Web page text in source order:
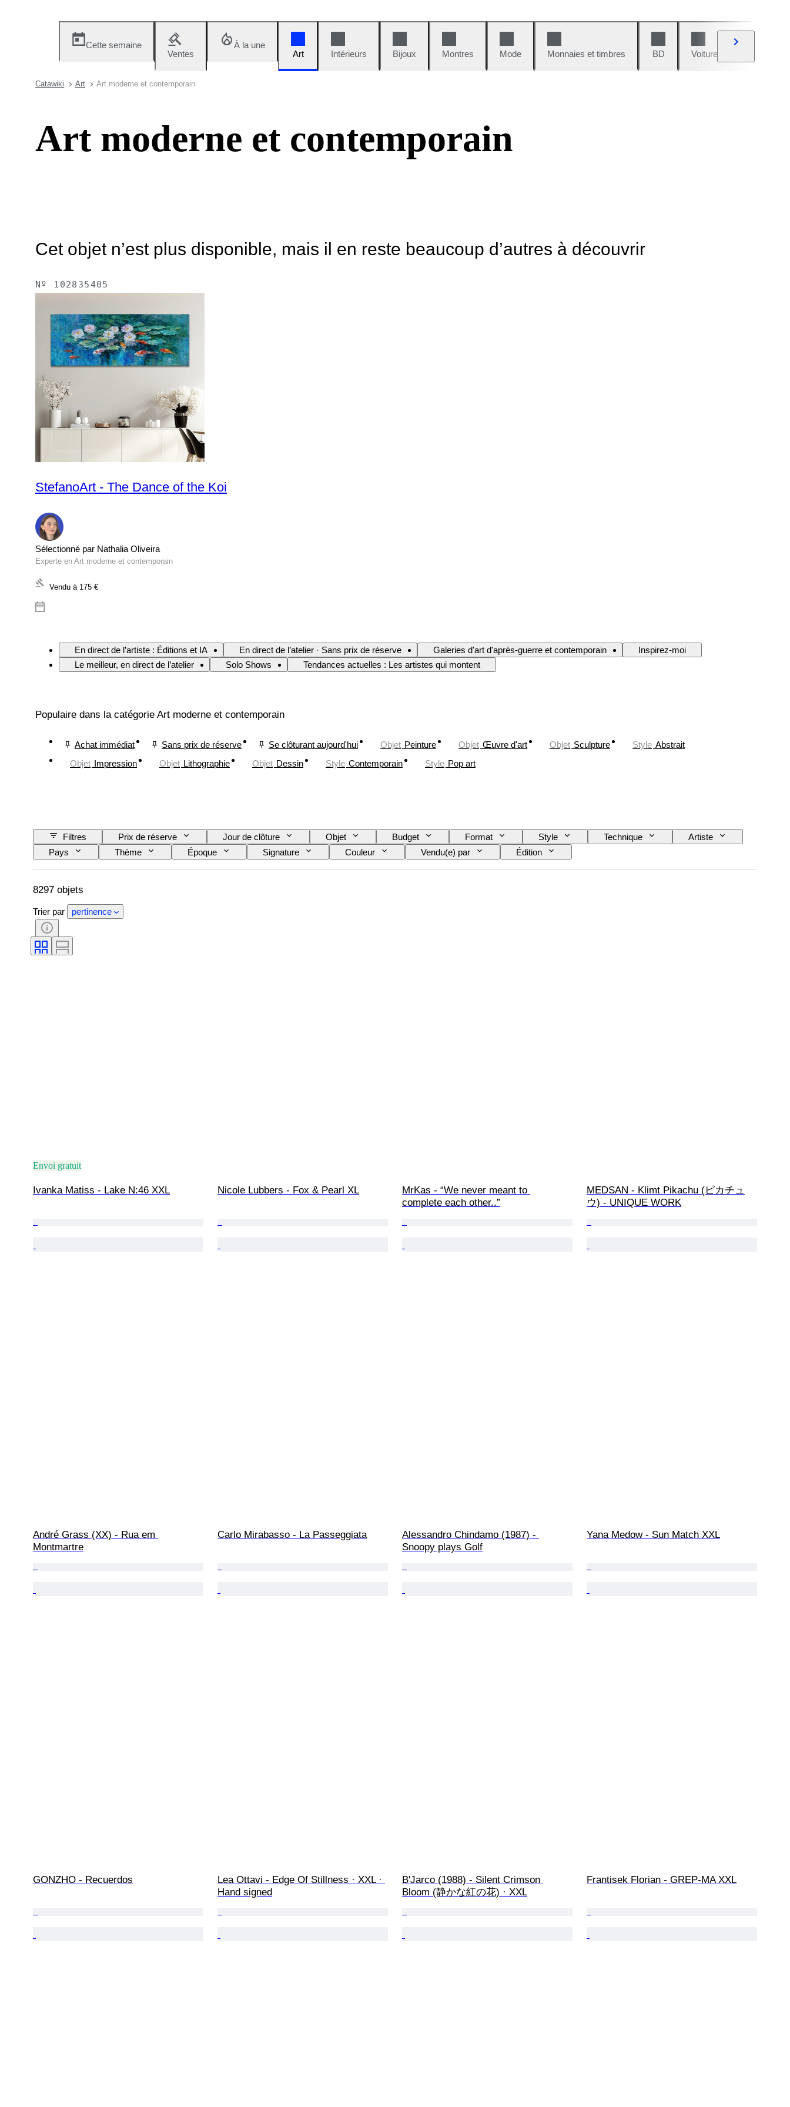
Cette semaine
Ventes
À la une
Art
Intérieurs Bijoux Montres Mode Monnaies et timbres BD Voitures et motos
Catawiki Art Art moderne et contemporain
Art moderne et contemporain
Cet objet n’est plus disponible, mais il en reste beaucoup d’autres à découvrir
Nº 102835405
StefanoArt - The Dance of the Koi
Sélectionné par Nathalia Oliveira
Experte en Art moderne et contemporain
Vendu à 175 €
En direct de l’artiste : Éditions et IA En direct de l’atelier · Sans prix de réserve Galeries d'art d'après-guerre et contemporain
Inspirez-moi
Le meilleur, en direct de l’atelier
Solo Shows Tendances actuelles : Les artistes qui montent
Populaire dans la catégorie Art moderne et contemporain
Achat immédiat Sans prix de réserve Se clôturant aujourd'hui Objet Peinture Objet Œuvre d'art Objet Sculpture Style Abstrait
Objet Impression Objet Lithographie Objet Dessin Style Contemporain Style Pop art
Filtres Prix de réserve Jour de clôture Objet Budget Format Style Technique
Artiste
Pays
Thème Époque Signature Couleur Vendu(e) par Édition
8297 objets
Trier par pertinence
Envoi gratuit
Ivanka Matiss - Lake N:46 XXL Nicole Lubbers - Fox & Pearl XL
MrKas - “We never meant to
complete each other..”
MEDSAN - Klimt Pikachu (ピカチュ
ウ) - UNIQUE WORK
André Grass (XX) - Rua em
Montmartre
Carlo Mirabasso - La Passeggiata
Alessandro Chindamo (1987) -
Snoopy plays Golf
Yana Medow - Sun Match XXL
GONZHO - Recuerdos
Lea Ottavi - Edge Of Stillness · XXL ·
Hand signed
B'Jarco (1988) - Silent Crimson
Bloom (静かな紅の花) · XXL
Frantisek Florian - GREP-MA XXL